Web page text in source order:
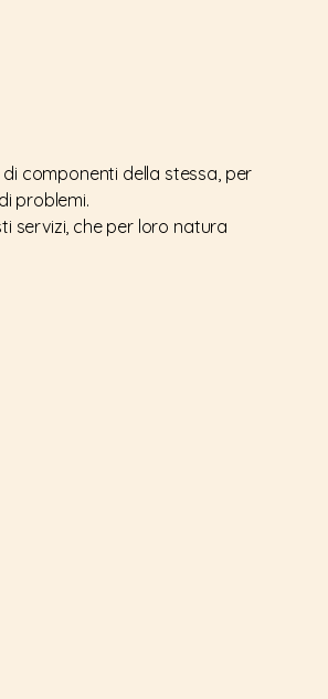
componenti della stessa, per
problemi.
servizi, che per loro natura